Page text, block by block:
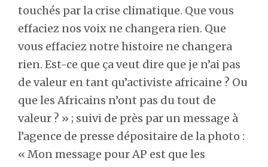
touchés par la crise climatique. Que vous
effaciez nos voix ne changera rien. Que
vous effaciez notre histoire ne changera
rien. Est-ce que ça veut dire que je n’ai pas
de valeur en tant qu’activiste africaine ? Ou
que les Africains n’ont pas du tout de
valeur ? » ; suivi de près par un message à
l’agence de presse dépositaire de la photo :
« Mon message pour AP est que les